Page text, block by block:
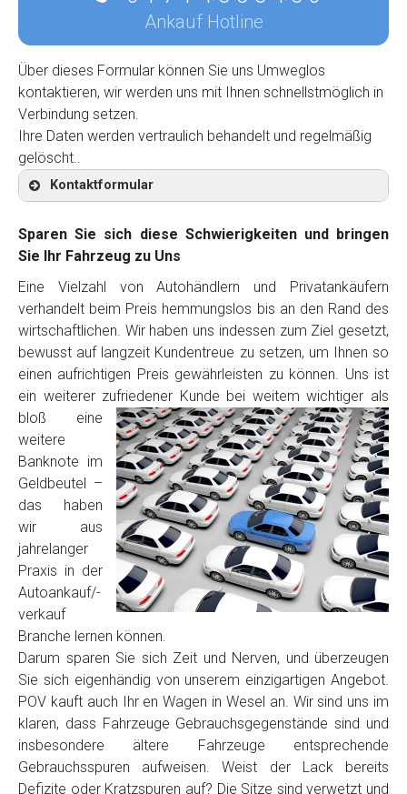
Ankauf Hotline
Über dieses Formular können Sie uns Umweglos
kontaktieren, wir werden uns mit Ihnen schnellstmöglich in
Verbindung setzen.
Ihre Daten werden vertraulich behandelt und regelmäßig
gelöscht..
Kontaktformular
Kontaktformular
Marke*
Model*
Baujahr
Getriebe
Bekannte Schäden
Preisvorstellung
Name*
Sparen Sie sich diese Schwierigkeiten und bringen
Sie Ihr Fahrzeug zu Uns
Eine Vielzahl von Autohändlern und Privatankäufern
verhandelt beim Preis hemmungslos bis an den Rand des
wirtschaftlichen. Wir haben uns indessen zum Ziel gesetzt,
bewusst auf langzeit Kundentreue zu setzen, um Ihnen so
einen aufrichtigen Preis gewährleisten zu können. Uns ist
ein weiterer zufriedener Kunde bei weitem wichtiger als
bloß eine
weitere
Banknote im
Geldbeutel –
das haben
wir aus
jahrelanger
Praxis in der
Autoankauf/-
verkauf
Branche lernen können.
Darum sparen Sie sich Zeit und Nerven, und überzeugen
Sie sich eigenhändig von unserem einzigartigen Angebot.
POV kauft auch Ihr en Wagen in Wesel an. Wir sind uns im
klaren, dass Fahrzeuge Gebrauchsgegenstände sind und
insbesondere ältere Fahrzeuge entsprechende
Gebrauchsspuren aufweisen. Weist der Lack bereits
Defizite oder Kratzspuren auf? Die Sitze sind verwetzt und